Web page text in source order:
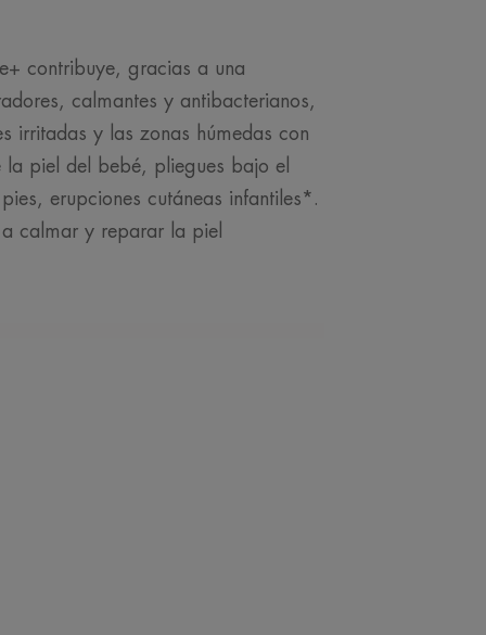
contribuye, gracias a una
calmantes y antibacterianos,
irritadas y las zonas húmedas con
la piel del bebé, pliegues bajo el
erupciones cutáneas infantiles*.
calmar y reparar la piel